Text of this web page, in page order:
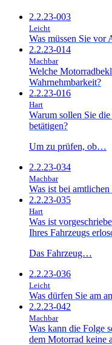
2.2.23-003
Leicht
Was müssen Sie vor
2.2.23-014
Machbar
Welche
Wahrnehmbarkeit?
2.2.23-016
Hart
Warum sollen Sie
betätigen?
Um zu prüfen, ob…
2.2.23-034
Machbar
Was ist bei
2.2.23-035
Hart
Was ist
Ihres Fahrzeugs
Das Fahrzeug…
2.2.23-036
Leicht
Was dürfen Sie am
2.2.23-042
Machbar
Was kann die Folge
dem Motorrad keine